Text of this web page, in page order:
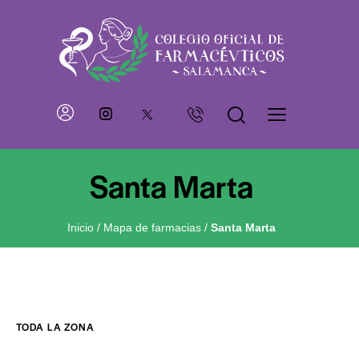
Santa Marta
Inicio / Mapa de farmacias / Santa Marta
TODA LA ZONA